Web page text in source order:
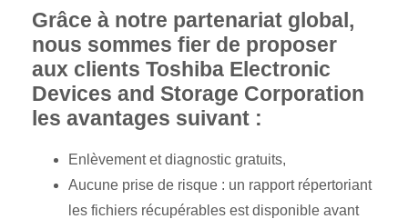
Grâce à notre partenariat global,
nous sommes fier de proposer
aux clients Toshiba Electronic
Devices and Storage Corporation
les avantages suivant :
Enlèvement et diagnostic gratuits,
Aucune prise de risque : un rapport répertoriant
les fichiers récupérables est disponible avant